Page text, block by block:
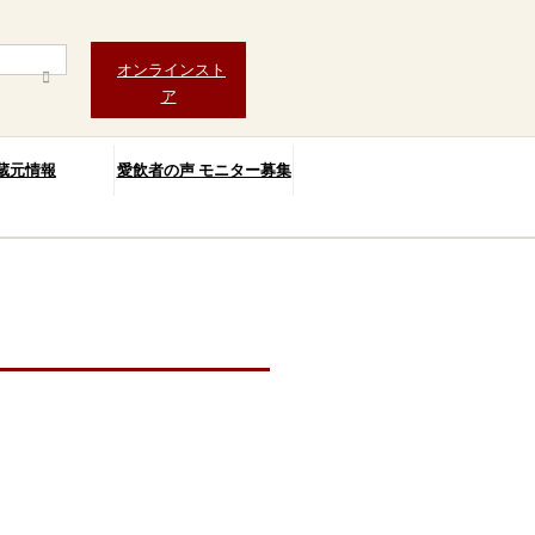
オンラインスト
ア
元情報 愛飲者の声 モニター募集